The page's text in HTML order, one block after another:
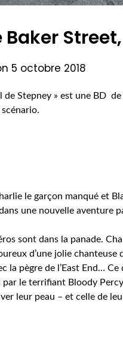
5 octobre 2018
de Stepney » est une BD
le garçon manqué et
une nouvelle aventure
sont dans la panade.
d’une jolie chanteuse
pègre de l’East End…
le terrifiant Bloody
leur peau – et celle de